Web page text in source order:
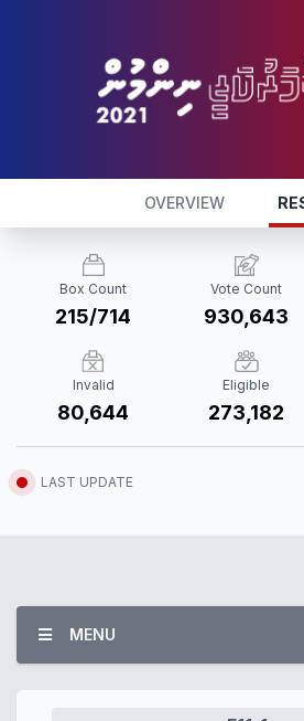
OVERVIEW
Box Count
215/714
Vote Count
930,643
Invalid
80,644
Eligible
273,182
LAST UPDATE
MENU